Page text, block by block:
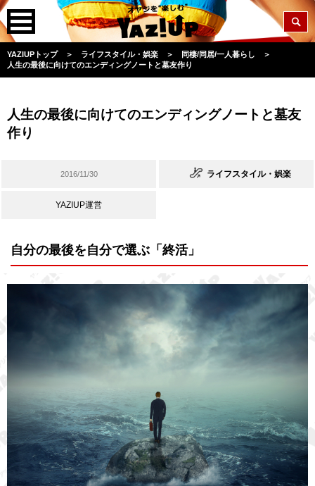
YAZIUPトップ ＞ ライフスタイル・娯楽 ＞ 同棲/同居/一人暮らし
＞
人生の最後に向けてのエンディングノートと墓友作り
人生の最後に向けてのエンディングノートと墓友
作り
2016/11/30 ライフスタイル・娯楽
YAZIUP運営
自分の最後を自分で選ぶ「終活」